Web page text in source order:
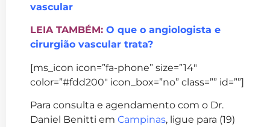
vascular
LEIA TAMBÉM: O que o angiologista e
cirurgião vascular trata?
[ms_icon icon=”fa-phone” size=”14″
color=”#fdd200″ icon_box=”no” class=”” id=””]
Para consulta e agendamento com o Dr.
Daniel Benitti em Campinas, ligue para (19)